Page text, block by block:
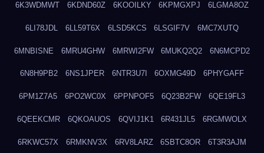
6K3WDMWT 6KDND60Z 6KOOILKY 6KPMGXPJ 6LGMA8OZ
6LI78JDL 6LL59T6X 6LSD5KCS 6LSGIF7V 6MC7XUTQ
6MNBISNE 6MRU4GHW 6MRWI2FW 6MUKQ2Q2 6N6MCPD2
6N8H9PB2 6NS1JPER 6NTR3U7I 6OXMG49D 6PHYGAFF
6PM1Z7A5 6PO2WC0X 6PPNPOF5 6Q23B2FW 6QE19FL3
6QEEKCMR 6QKOAUOS 6QVIJ1K1 6R431JL5 6RGMWOLX
6RKWC57X 6RMKNV3X 6RV8LARZ 6SBTC8OR 6T3R3AJM